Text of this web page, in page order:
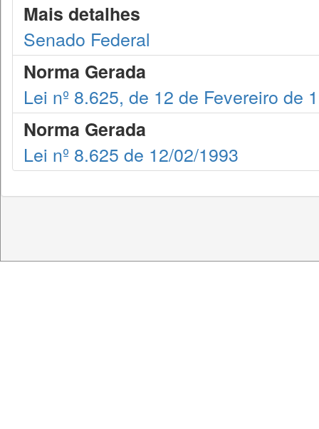
Mais detalhes
Senado Federal
Norma Gerada
Lei nº 8.625, de 12 de Fevereiro de
Norma Gerada
Lei nº 8.625 de 12/02/1993